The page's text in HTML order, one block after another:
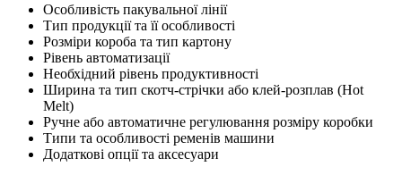
Особливість пакувальної лінії
Тип продукції та її особливості
Розміри короба та тип картону
Рівень автоматизації
Необхідний рівень продуктивності
Ширина та тип скотч-стрічки або клей-розплав (Hot
Melt)
Ручне або автоматичне регулювання розміру коробки
Типи та особливості ременів машини
Додаткові опції та аксесуари